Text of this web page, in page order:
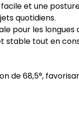
et une
quotidiens.
pour les longues
stable tout en
de 68,5°,